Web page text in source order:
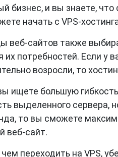
бизнес, и вы знаете,
начать с VPS-
веб-сайтов также
их потребностей. Если у
возросли, то
ищете большую
выделенного сервера,
то вы сможете
веб-сайт.
переходить на VPS,